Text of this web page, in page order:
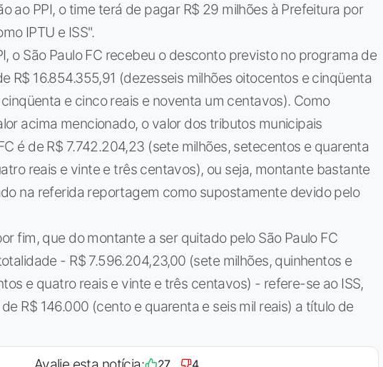
ao PPI, o time terá de pagar R$ 29 milhões à Prefeitura por
IPTU e ISS".
o São Paulo FC recebeu o desconto previsto no programa de
R$ 16.854.355,91 (dezesseis milhões oitocentos e cinqüenta
e cinco reais e noventa um centavos). Como
acima mencionado, o valor dos tributos municipais
é de R$ 7.742.204,23 (sete milhões, setecentos e quarenta
reais e vinte e três centavos), ou seja, montante bastante
na referida reportagem como supostamente devido pelo
fim, que do montante a ser quitado pelo São Paulo FC
- R$ 7.596.204,23,00 (sete milhões, quinhentos e
e quatro reais e vinte e três centavos) - refere-se ao ISS,
R$ 146.000 (cento e quarenta e seis mil reais) a título de